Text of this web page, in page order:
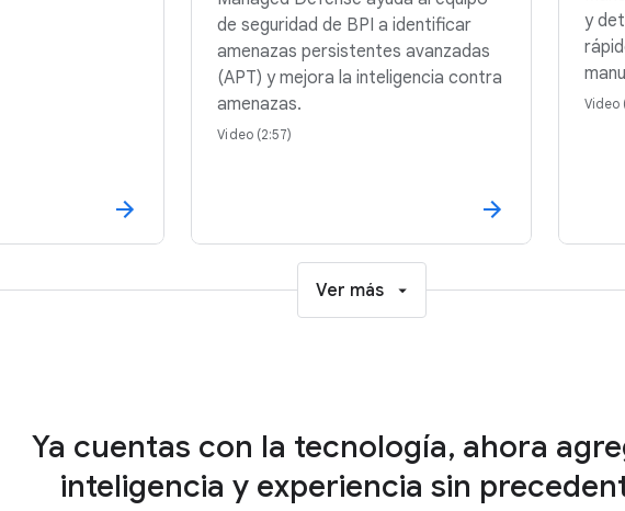
de seguridad de BPI a identificar
amenazas persistentes avanzadas
(APT) y mejora la inteligencia contra
amenazas.
Video (2:57)
y
Video
Ver más
Ya cuentas con la tecnología, ahora
inteligencia y experiencia sin